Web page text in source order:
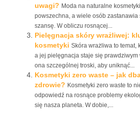
uwagi? Moda na naturalne
powszechna, a wiele osób zastanawia
szansę. W obliczu rosnącej...
Pielęgnacja skóry wrażliwej:
kosmetyki Skóra wrażliwa to temat,
a jej pielęgnacja staje się prawdziwym
ona szczególnej troski, aby uniknąć...
Kosmetyki zero waste – jak
zdrowie? Kosmetyki zero waste to
odpowiedź na rosnące problemy
się nasza planeta. W dobie,...